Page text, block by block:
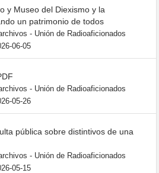
y Museo del Diexismo y la
un patrimonio de todos
- Unión de Radioaficionados
06-05
- Unión de Radioaficionados
05-26
pública sobre distintivos de una
- Unión de Radioaficionados
05-15